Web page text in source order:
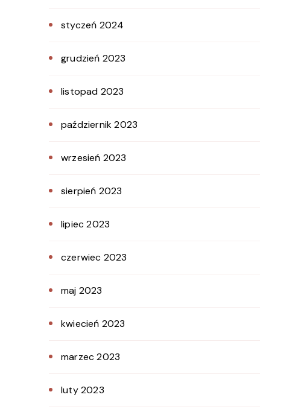
styczeń 2024
grudzień 2023
listopad 2023
październik 2023
wrzesień 2023
sierpień 2023
lipiec 2023
czerwiec 2023
maj 2023
kwiecień 2023
marzec 2023
luty 2023